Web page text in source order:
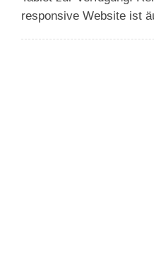
responsive Website ist